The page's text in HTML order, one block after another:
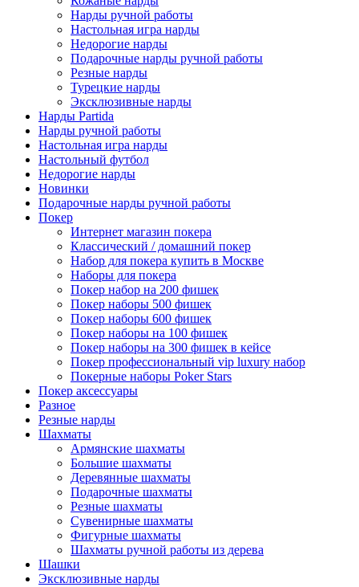
Нарды ручной работы
Настольная игра нарды
Недорогие нарды
Подарочные нарды ручной работы
Резные нарды
Турецкие нарды
Эксклюзивные нарды
Нарды Partida
Нарды ручной работы
Настольная игра нарды
Настольный футбол
Недорогие нарды
Новинки
Подарочные нарды ручной работы
Покер
Интернет магазин покера
Классический / домашний покер
Набор для покера купить в Москве
Наборы для покера
Покер набор на 200 фишек
Покер наборы 500 фишек
Покер наборы 600 фишек
Покер наборы на 100 фишек
Покер наборы на 300 фишек в кейсе
Покер профессиональный vip luxury набор
Покерные наборы Poker Stars
Покер аксессуары
Разное
Резные нарды
Шахматы
Армянские шахматы
Большие шахматы
Деревянные шахматы
Подарочные шахматы
Резные шахматы
Сувенирные шахматы
Фигурные шахматы
Шахматы ручной работы из дерева
Шашки
Эксклюзивные нарды